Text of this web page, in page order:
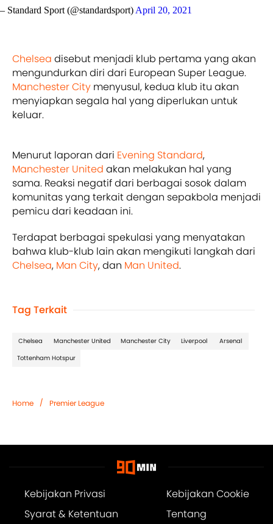
Standard Sport (@standardsport) April 20, 2021
Chelsea disebut menjadi klub pertama yang akan
mengundurkan diri dari European Super League.
Manchester City menyusul, kedua klub itu akan
menyiapkan segala hal yang diperlukan untuk
keluar.
Menurut laporan dari Evening Standard,
Manchester United akan melakukan hal yang
sama. Reaksi negatif dari berbagai sosok dalam
komunitas yang terkait dengan sepakbola menjadi
pemicu dari keadaan ini.
Terdapat berbagai spekulasi yang menyatakan
bahwa klub-klub lain akan mengikuti langkah dari
Chelsea, Man City, dan Man United.
Tag Terkait
Chelsea Manchester United Manchester City Liverpool
Arsenal
Tottenham Hotspur
Home / Premier League
Kebijakan Privasi
Kebijakan Cookie
Syarat & Ketentuan
Tentang